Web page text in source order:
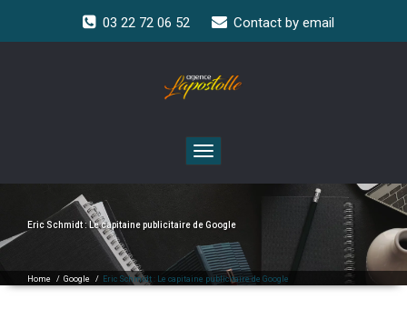
03 22 72 06 52 Contact by email
Toggle
navigation
Eric Schmidt : Le capitaine publicitaire de Google
Home / Google / Eric Schmidt : Le capitaine publicitaire de Google